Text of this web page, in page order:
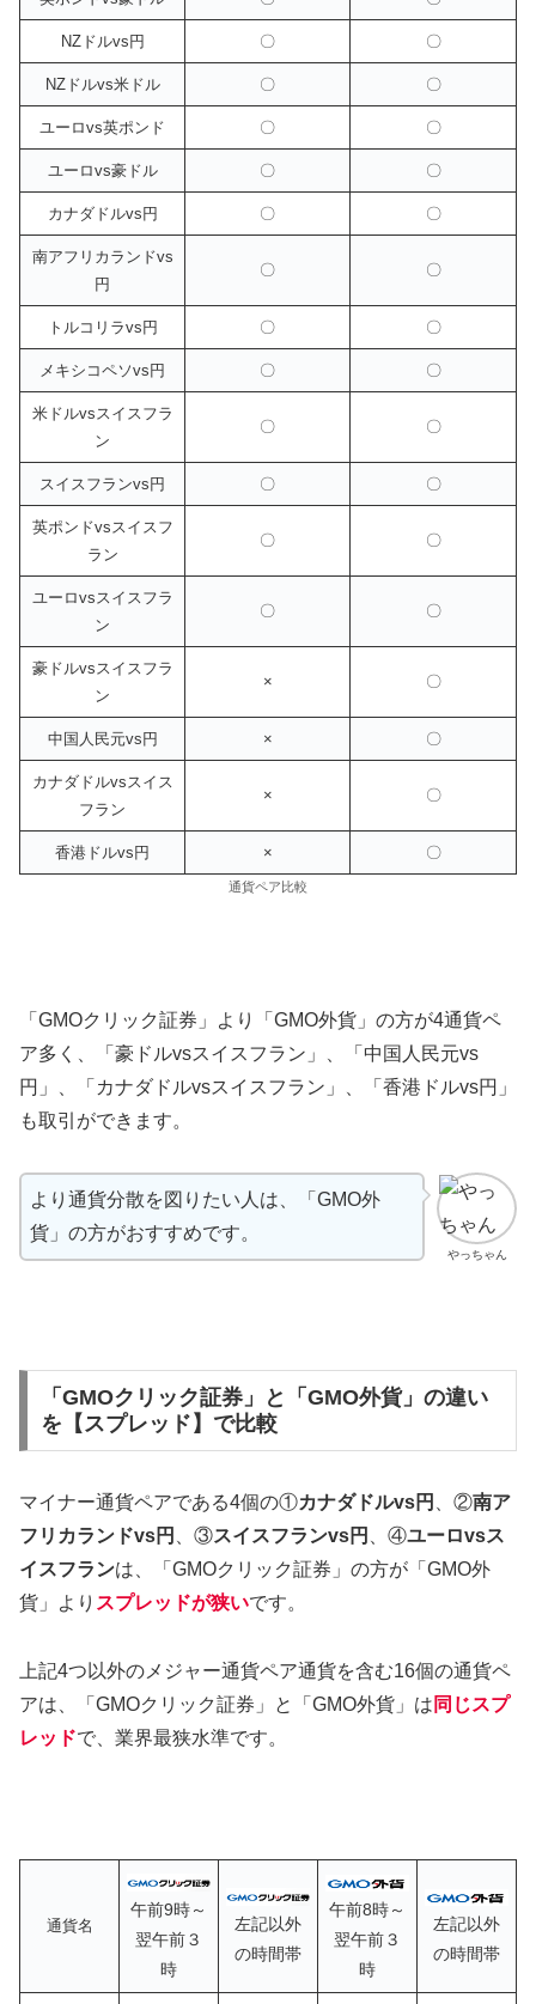
NZドルvs円 〇 〇
NZドルvs米ドル 〇 〇
ユーロvs英ポンド 〇 〇
ユーロvs豪ドル 〇 〇
カナダドルvs円 〇 〇
南アフリカランドvs
円
〇 〇
トルコリラvs円 〇 〇
メキシコペソvs円 〇 〇
米ドルvsスイスフラ
ン
〇 〇
スイスフランvs円 〇 〇
英ポンドvsスイスフ
ラン
〇 〇
ユーロvsスイスフラ
ン
〇 〇
豪ドルvsスイスフラ
ン
× 〇
中国人民元vs円 × 〇
カナダドルvsスイス
フラン
× 〇
香港ドルvs円 × 〇
通貨ペア比較
「GMOクリック証券」より「GMO外貨」の方が4通貨ペ
ア多く、「豪ドルvsスイスフラン」、「中国人民元vs
円」、「カナダドルvsスイスフラン」、「香港ドルvs円」
も取引ができます。
やっちゃん
より通貨分散を図りたい人は、「GMO外
貨」の方がおすすめです。
「GMOクリック証券」と「GMO外貨」の違い
を【スプレッド】で比較
マイナー通貨ペアである4個の①カナダドルvs円 、②南ア
フリカランドvs円
、③スイスフランvs円 、④ユーロvsス
イスフランは、「GMOクリック証券」の方が「GMO外
貨」より スプレッドが狭いです。
上記4つ以外のメジャー通貨ペア通貨を含む16個の通貨ペ
アは、「GMOクリック証券」と「GMO外貨」は 同じスプ
レッドで、業界最狭水準です。
通貨名
午前9時～
翌午前３
時
左記以外
の時間帯
午前8時～
翌午前３
時
左記以外
の時間帯